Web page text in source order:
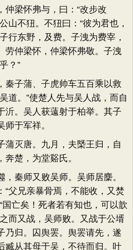
仲梁怀弗与，曰：“改步改
山不狃。不狃曰：“彼为君也，
行东野，及费。子洩为费宰，
劳仲梁怀，仲梁怀弗敬。子洩
？”
子蒲、子虎帅车五百乘以救
道。”使楚人先与吴人战，而自
沂。吴人获薳射于柏举。其子
于军祥。
灭唐。九月，夫槩王归，自
楚，为堂谿氏。
秦师又败吴师。吴师居麇。
“父兄亲暴骨焉，不能收，又焚
国亡矣！死者若有知也，可以歆
而又战，吴师败。又战于公壻
乃归。囚舆罢。舆罢请先，遂
臧从其母于吴，不待而归。叶